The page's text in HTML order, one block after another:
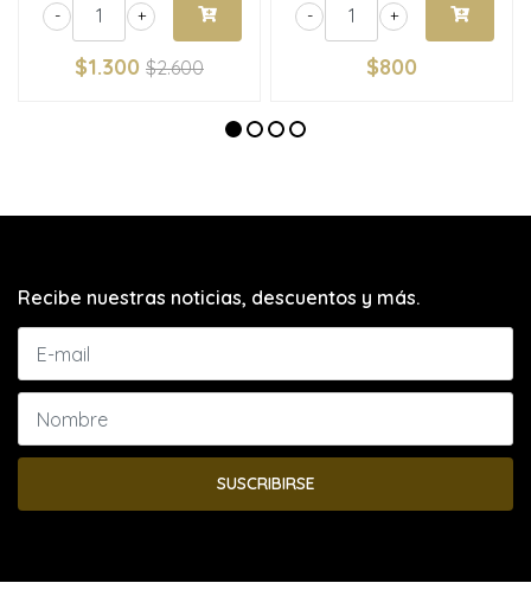
+
-
$1.300 $2.600
+
-
$800
Recibe nuestras noticias, descuentos y más.
SUSCRIBIRSE